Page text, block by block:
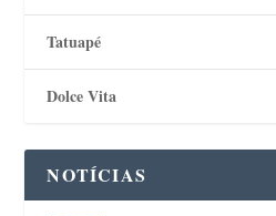
Tatuapé
Dolce Vita
NOTÍCIAS